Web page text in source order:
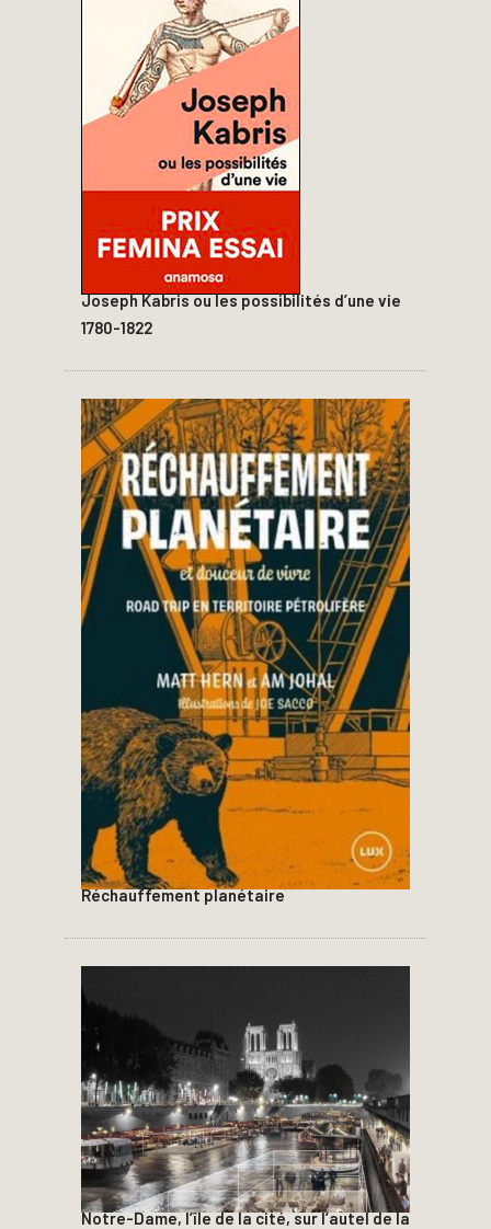
Joseph Kabris ou les possibilités d’une vie
1780-1822
Réchauffement planétaire
Notre-Dame, l’île de la cité, sur l’autel de la